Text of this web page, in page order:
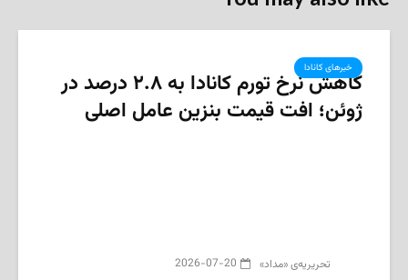
خبرهای کانادا
کاهش نرخ تورم کانادا به ۲.۸ درصد در
ژوئن؛ افت قیمت بنزین عامل اصلی
تحریریه‌ی «مداد» 2026-07-20